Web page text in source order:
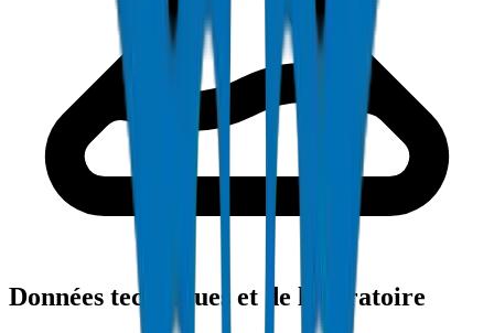
Données techniques et de laboratoire